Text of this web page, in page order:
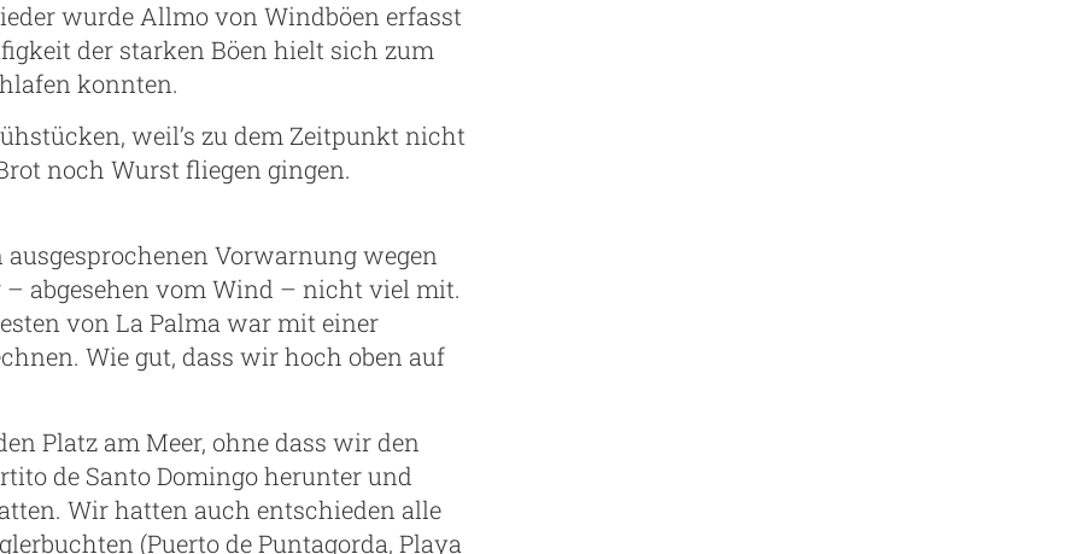
wurde Allmo von Windböen erfasst
der starken Böen hielt sich zum
konnten.
weil’s zu dem Zeitpunkt nicht
noch Wurst fliegen gingen.
Vorwarnung wegen
abgesehen vom Wind – nicht viel mit.
von La Palma war mit einer
Wie gut, dass wir hoch oben auf
Platz am Meer, ohne dass wir den
de Santo Domingo herunter und
Wir hatten auch entschieden alle
(Puerto de Puntagorda, Playa